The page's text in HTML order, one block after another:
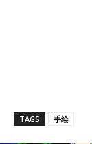
TAGS 手绘